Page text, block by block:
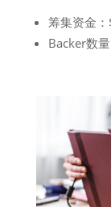
筹集资金
Backer数